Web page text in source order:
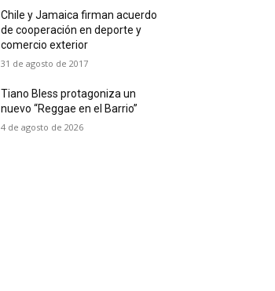
Chile y Jamaica firman acuerdo
de cooperación en deporte y
comercio exterior
31 de agosto de 2017
Tiano Bless protagoniza un
nuevo “Reggae en el Barrio”
4 de agosto de 2026